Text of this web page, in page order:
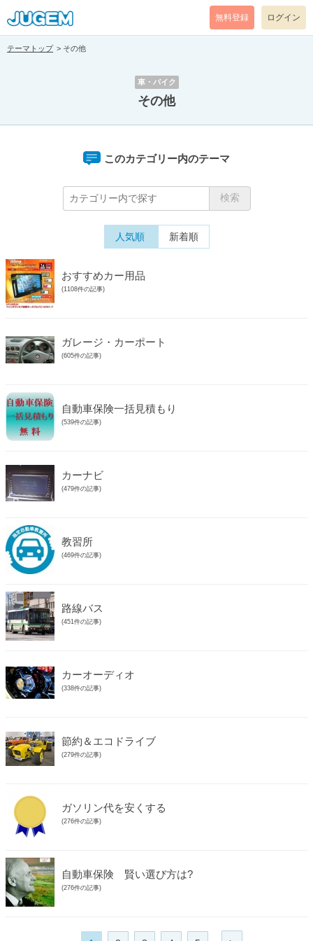
無料登録 ログイン
テーマトップ その他
車・バイク
その他
このカテゴリー内のテーマ
人気順 新着順
おすすめカー用品
(1108件の記事)
ガレージ・カーポート
(605件の記事)
自動車保険一括見積もり
(539件の記事)
カーナビ
(479件の記事)
教習所
(469件の記事)
路線バス
(451件の記事)
カーオーディオ
(338件の記事)
節約＆エコドライブ
(279件の記事)
ガソリン代を安くする
(276件の記事)
自動車保険 賢い選び方は?
(276件の記事)